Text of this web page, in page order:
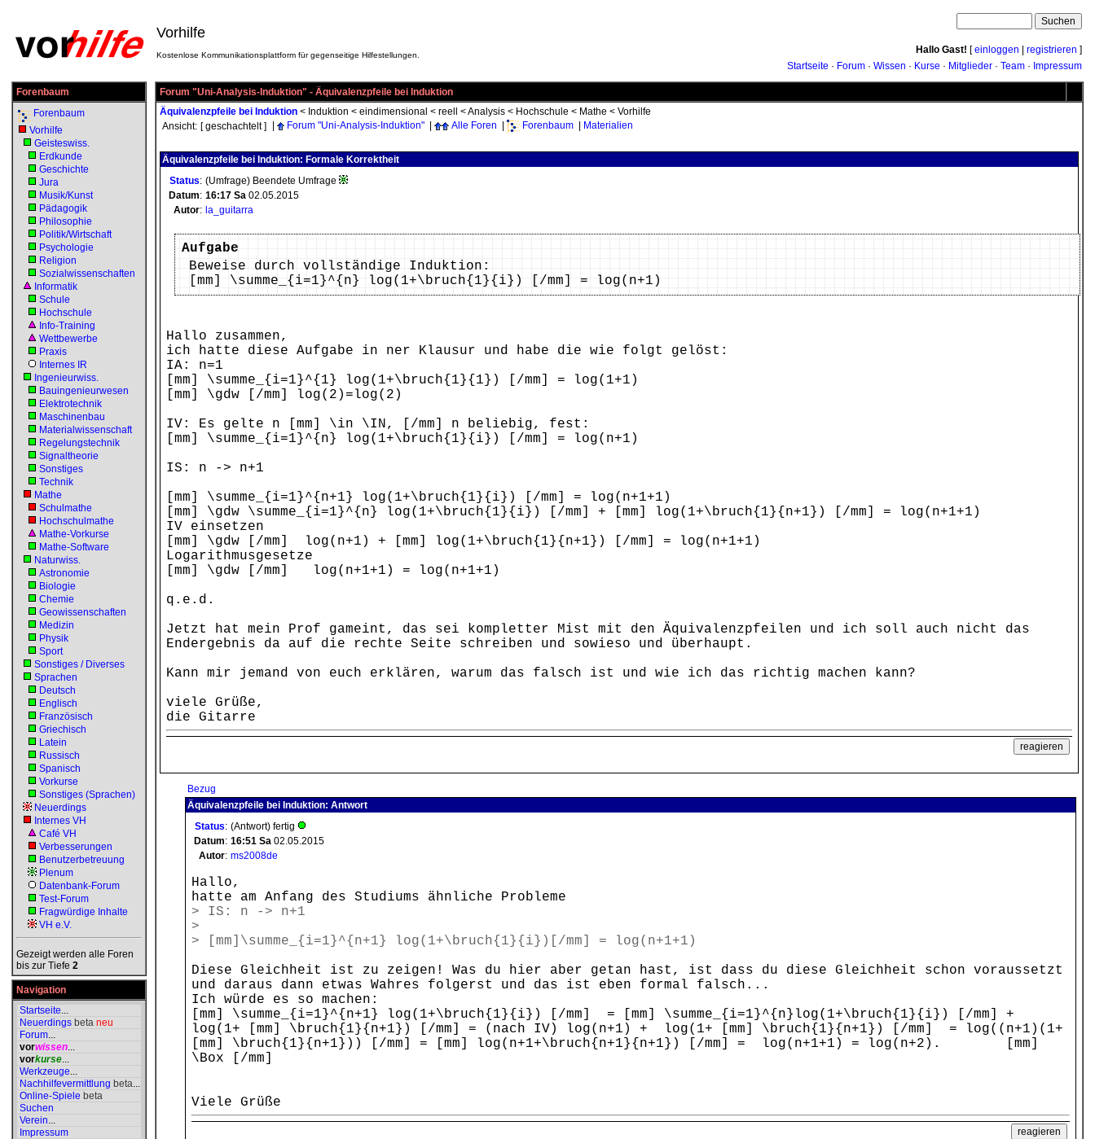
Vorhilfe
Kostenlose Kommunikationsplattform für gegenseitige Hilfestellungen. Hallo Gast! [einloggen registrieren ]
Startseite · Forum · Wissen · Kurse · Mitglieder · Team · Impressum
Forenbaum
Forenbaum
Vorhilfe
Geisteswiss.
Erdkunde
Geschichte
Jura
Musik/Kunst
Pädagogik
Philosophie
Politik/Wirtschaft
Psychologie
Religion
Sozialwissenschaften
Informatik
Schule
Hochschule
Info-Training
Wettbewerbe
Praxis
Internes IR
Ingenieurwiss.
Bauingenieurwesen
Elektrotechnik
Maschinenbau
Materialwissenschaft
Regelungstechnik
Signaltheorie
Sonstiges
Technik
Mathe
Schulmathe
Hochschulmathe
Mathe-Vorkurse
Mathe-Software
Naturwiss.
Astronomie
Biologie
Chemie
Geowissenschaften
Medizin
Physik
Sport
Sonstiges / Diverses
Sprachen
Deutsch
Englisch
Französisch
Griechisch
Latein
Russisch
Spanisch
Vorkurse
Sonstiges (Sprachen)
Neuerdings
Internes VH
Café VH
Verbesserungen
Benutzerbetreuung
Plenum
Datenbank-Forum
Test-Forum
Fragwürdige Inhalte
VH e.V.
Gezeigt werden alle Foren
bis zur Tiefe 2
Navigation
Startseite...
Neuerdings beta neu
Forum...
vorwissen...
vorkurse...
Werkzeuge...
Nachhilfevermittlung beta...
Online-Spiele beta
Suchen
Verein...
Impressum
Forum "Uni-Analysis-Induktion" - Äquivalenzpfeile bei Induktion
Äquivalenzpfeile bei Induktion < Induktion < eindimensional < reell <Analysis < Hochschule < Mathe < Vorhilfe
Ansicht: [ geschachtelt ] Forum "Uni-Analysis-Induktion" Alle Foren Forenbaum Materialien
Äquivalenzpfeile bei Induktion: Formale Korrektheit
Status: (Umfrage) Beendete Umfrage
Datum: 16:17 Sa 02.05.2015
Autor: la_guitarra
Aufgabe
Beweise durch vollständige Induktion:
[mm] \summe_{i=1}^{n} log(1+\bruch{1}{i}) [/mm] = log(n+1)
Hallo zusammen,
ich hatte diese Aufgabe in ner Klausur und habe die wie folgt gelöst:
IA: n=1
[mm] \summe_{i=1}^{1} log(1+\bruch{1}{1}) [/mm] = log(1+1)
[mm] \gdw [/mm] log(2)=log(2)
IV: Es gelte n [mm] \in \IN, [/mm] n beliebig, fest:
[mm] \summe_{i=1}^{n} log(1+\bruch{1}{i}) [/mm] = log(n+1)
IS: n -> n+1
[mm] \summe_{i=1}^{n+1} log(1+\bruch{1}{i}) [/mm] = log(n+1+1)
[mm] \gdw \summe_{i=1}^{n} log(1+\bruch{1}{i}) [/mm] + [mm] log(1+\bruch{1}{n+1}) [/mm] = log(n+1+1)
IV einsetzen
[mm] \gdw [/mm] log(n+1) + [mm] log(1+\bruch{1}{n+1}) [/mm] = log(n+1+1)
Logarithmusgesetze
[mm] \gdw [/mm] log(n+1+1) = log(n+1+1)
q.e.d.
Jetzt hat mein Prof gameint, das sei kompletter Mist mit den Äquivalenzpfeilen und ich soll auch nicht das
Endergebnis da auf die rechte Seite schreiben und sowieso und überhaupt.
Kann mir jemand von euch erklären, warum das falsch ist und wie ich das richtig machen kann?
viele Grüße,
die Gitarre
Bezug
Äquivalenzpfeile bei Induktion: Antwort
Status: (Antwort) fertig
Datum: 16:51 Sa 02.05.2015
Autor: ms2008de
Hallo,
hatte am Anfang des Studiums ähnliche Probleme
> IS: n -> n+1
>
> [mm]\summe_{i=1}^{n+1} log(1+\bruch{1}{i})[/mm] = log(n+1+1)
Diese Gleichheit ist zu zeigen! Was du hier aber getan hast, ist dass du diese Gleichheit schon voraussetzt
und daraus dann etwas Wahres folgerst und das ist eben formal falsch...
Ich würde es so machen:
[mm] \summe_{i=1}^{n+1} log(1+\bruch{1}{i}) [/mm] = [mm] \summe_{i=1}^{n}log(1+\bruch{1}{i}) [/mm] +
log(1+ [mm] \bruch{1}{n+1}) [/mm] = (nach IV) log(n+1) + log(1+ [mm] \bruch{1}{n+1}) [/mm] = log((n+1)(1+
[mm] \bruch{1}{n+1})) [/mm] = [mm] log(n+1+\bruch{n+1}{n+1}) [/mm] = log(n+1+1) = log(n+2). [mm]
\Box [/mm]
Viele Grüße